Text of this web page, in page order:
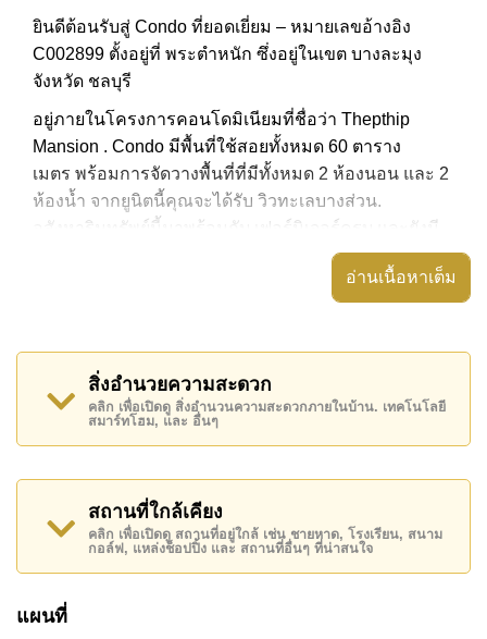
ยินดีต้อนรับสู่ Condo ที่ยอดเยี่ยม – หมายเลขอ้างอิง
C002899 ตั้งอยู่ที่ พระตำหนัก ซึ่งอยู่ในเขต บางละมุง
จังหวัด ชลบุรี
อยู่ภายในโครงการคอนโดมิเนียมที่ชื่อว่า Thepthip
Mansion . Condo มีพื้นที่ใช้สอยทั้งหมด 60 ตาราง
เมตร พร้อมการจัดวางพื้นที่ที่มีทั้งหมด 2 ห้องนอน และ 2
ห้องน้ำ จากยูนิตนี้คุณจะได้รับ วิวทะเลบางส่วน.
อสังหาริมทรัพย์นี้มาพร้อมกับ เฟอร์นิเจอร์ครบ และยังมี
อสังหาริมทรัพย์นี้สามารถใช้ สระว่ายน้ำ ส่วนกลาง ได้
ได้แก่ ฟิสเนส, ร้านอาหาร/ร้านกาแฟในสถานที่, มินิมาร์
ท, ร้านซักผ้า
สถานที่สำคัญใกล้ Thepthip Mansion ได้แก่: เดินทางไป
ชายหาดได้ง่าย, ไกล้เคียงรถประจำทาง , หาดพัทยา, หาด
จอมเทียน , เอเชีย 9 หลุม กอล์ฟ , โรงพยาบาลเมืองพัทยา,
รพ.กรุงเทพจอมเทียน
อสังหาริมทรัพย์นี้มีไว้สำหรับขายในราคา ฿ 4,500,000
บาท คิดเป็น ฿ 75,000 บาทต่อตารางเมตร และยังมีให้เช่า
ในราคา ฿ 16,000 บาท
อ่านเนื้อหาเต็ม
สิ่งอำนวยความสะดวก
คลิก เพื่อเปิดดู สิ่งอำนวนความสะดวกภายในบ้าน. เทคโนโลยี
สมาร์ทโฮม, และ อื่นๆ
สถานที่ใกล้เคียง
คลิก เพื่อเปิดดู สถานที่อยู่ใกล้ เช่น ชายหาด, โรงเรียน, สนาม
กอล์ฟ, แหล่งช็อปปิ้ง และ สถานที่อื่นๆ ที่น่าสนใจ
แผนที่